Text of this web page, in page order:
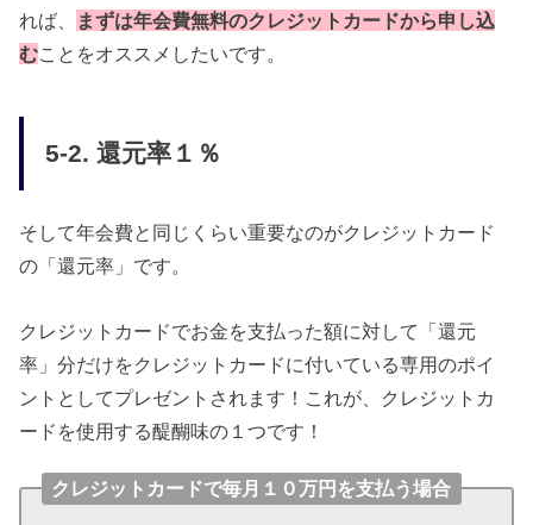
れば、
まずは年会費無料のクレジットカードから申し込
むことをオススメしたいです。
5-2. 還元率１％
そして年会費と同じくらい重要なのがクレジットカード
の「還元率」です。
クレジットカードでお金を支払った額に対して「還元
率」分だけをクレジットカードに付いている専用のポイ
ントとしてプレゼントされます！これが、クレジットカ
ードを使用する醍醐味の１つです！
クレジットカードで毎月１０万円を支払う場合